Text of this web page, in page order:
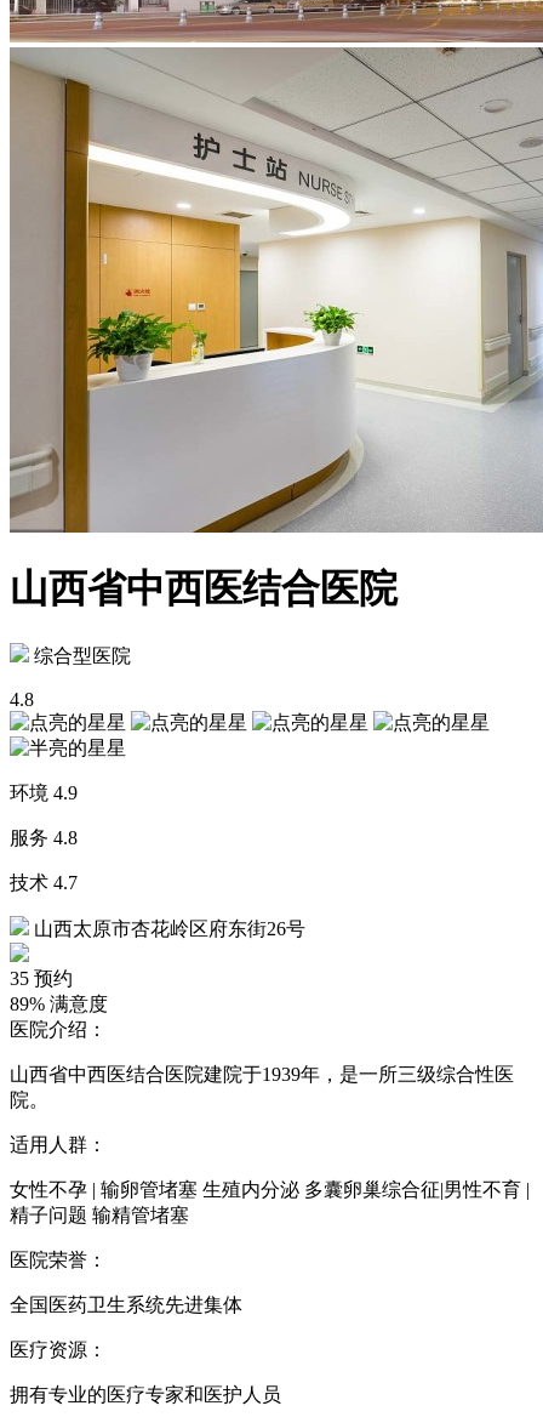
山西省中西医结合医院
综合型医院
4.8
环境 4.9
服务 4.8
技术 4.7
山西太原市杏花岭区府东街26号
35 预约
89% 满意度
医院介绍：
山西省中西医结合医院建院于1939年，是一所三级综合性医
院。
适用人群：
女性不孕 | 输卵管堵塞 生殖内分泌 多囊卵巢综合征|男性不育 |
精子问题 输精管堵塞
医院荣誉：
全国医药卫生系统先进集体
医疗资源：
拥有专业的医疗专家和医护人员